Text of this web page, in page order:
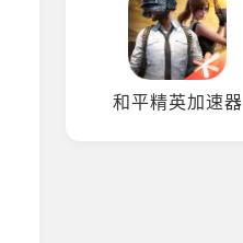
和平精英加速器